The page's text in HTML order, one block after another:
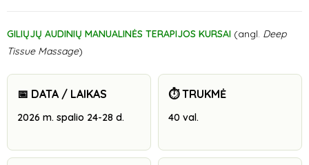
GILIŲJŲ AUDINIŲ MANUALINĖS TERAPIJOS KURSAI (angl. Deep
Tissue Massage)
📅 DATA / LAIKAS
2026 m. spalio 24-28 d.
⏱️ TRUKMĖ
40 val.